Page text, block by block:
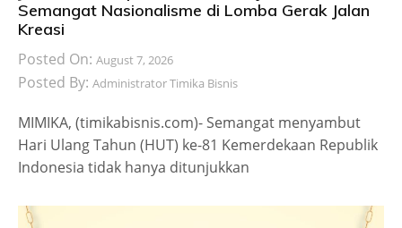
Semangat Nasionalisme di Lomba Gerak Jalan
Kreasi
Posted On: August 7, 2026
Posted By: Administrator Timika Bisnis
MIMIKA, (timikabisnis.com)- Semangat menyambut
Hari Ulang Tahun (HUT) ke-81 Kemerdekaan Republik
Indonesia tidak hanya ditunjukkan